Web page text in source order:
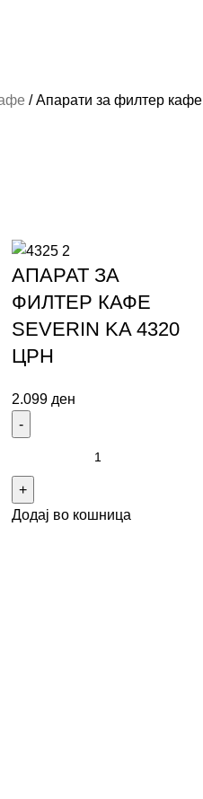
Апарати за филтер кафе
АПАРАТ ЗА
ФИЛТЕР КАФЕ
SEVERIN KA 4320
ЦРН
2.099 ден
Додај во кошница